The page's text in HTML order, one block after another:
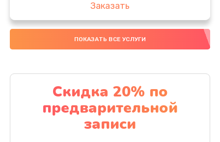
Заказать
Замена вебкамеры
990 руб.
Замена аккумулятора
990 руб.
Заказать
ПОКАЗАТЬ ВСЕ УСЛУГИ
Скидка 20% по
предварительной
записи